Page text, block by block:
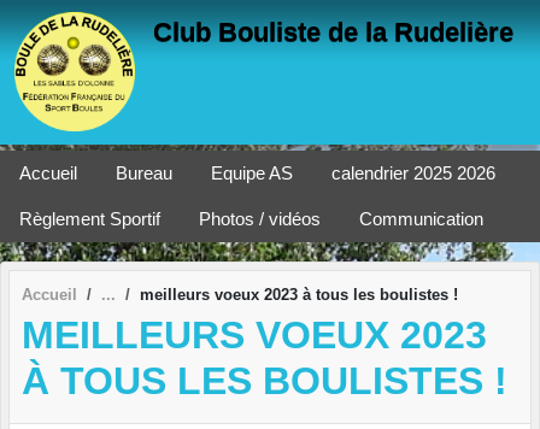
Club Bouliste de la Rudelière
Accueil Bureau Equipe AS calendrier 2025 2026
Règlement Sportif Photos / vidéos Communication
Accueil meilleurs voeux 2023 à tous les boulistes !
MEILLEURS VOEUX 2023
À TOUS LES BOULISTES !
Panneau de gestion des cookies